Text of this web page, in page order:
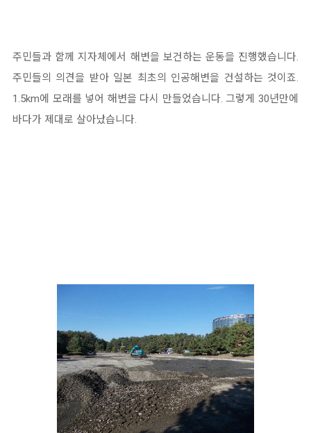
주민들과 함께 지자체에서 해변을 보건하는 운동을 진행했습니다.
주민들의 의견을 받아 일본 최초의 인공해변을 건설하는 것이죠.
1.5km에 모래를 넣어 해변을 다시 만들었습니다. 그렇게 30년만에
바다가 제대로 살아났습니다.